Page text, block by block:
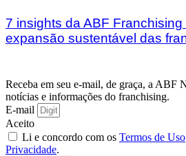
7 insights da ABF
expansão sustentável das
Receba em seu e-mail, de graça, a ABF
notícias e informações do franchising.
E-mail
Aceito
Li e concordo com os Termos de Uso
Privacidade.